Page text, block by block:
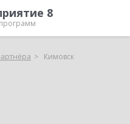
8
Кимовск